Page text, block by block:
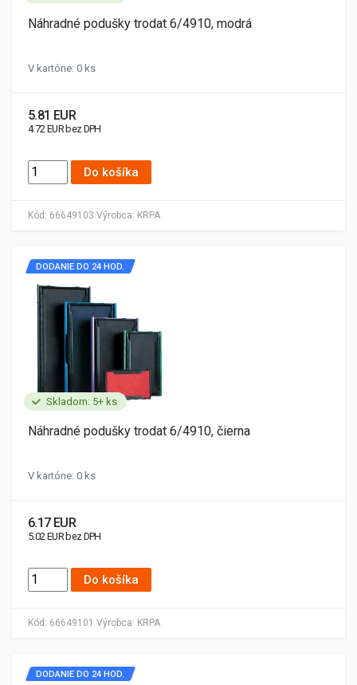
Kód: 66649103 Výrobca: KRPA
Náhradné podušky trodat 6/4910, modrá
V kartóne: 0 ks
5.81 EUR
4.72 EUR bez DPH
Do košíka
Skladom: 5+ ks
Kód: 66649101 Výrobca: KRPA
DODANIE DO 24 HOD.
Náhradné podušky trodat 6/4910, čierna
V kartóne: 0 ks
6.17 EUR
5.02 EUR bez DPH
Do košíka
DODANIE DO 24 HOD.